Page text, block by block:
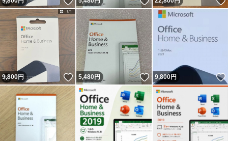
9,800円 いいね！
5,480円 いいね！
9,800円